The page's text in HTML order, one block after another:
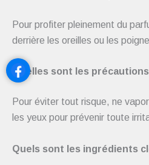
Pour profiter pleinement du
derrière les oreilles ou les
Quelles sont les
Pour éviter tout risque, ne
les yeux pour prévenir toute
Quels sont les ingrédients